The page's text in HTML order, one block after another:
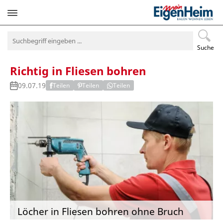
Suche
Navigation
Richtig in Fliesen bohren
09.07.19 Teilen Teilen Teilen
Löcher in Fliesen bohren ohne Bruch